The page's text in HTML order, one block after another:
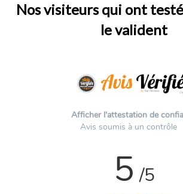
Nos visiteurs qui ont
le valident
Afficher l'attestation de
Avis soumis à un contrôle
5 /5